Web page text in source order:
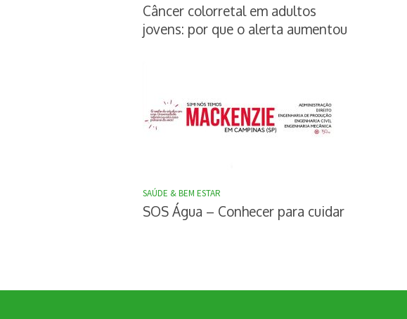
Câncer colorretal em adultos
jovens: por que o alerta aumentou
SAÚDE & BEM ESTAR
SOS Água – Conhecer para cuidar